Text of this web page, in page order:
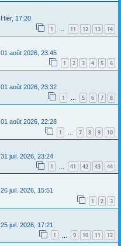
Hier, 17:20
1 … 11 12 13 14
01 août 2026, 23:45
1 2 3 4 5 6
01 août 2026, 23:32
1 … 5 6 7 8
01 août 2026, 22:28
1 … 7 8 9 10
31 juil. 2026, 23:24
1 41 42 43 44
26 juil. 2026, 15:51
1 2 3
25 juil. 2026, 17:21
1 9 10 11 12